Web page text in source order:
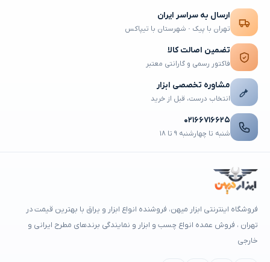
ارسال به سراسر ایران
تهران با پیک · شهرستان با تیپاکس
تضمین اصالت کالا
فاکتور رسمی و گارانتی معتبر
مشاوره تخصصی ابزار
انتخاب درست، قبل از خرید
۰۲۱۶۶۷۱۶۶۲۵
شنبه تا چهارشنبه ۹ تا ۱۸
فروشگاه اینترنتی ابزار میهن، فروشنده انواع ابزار و یراق با بهترین قیمت در
تهران ، فروش عمده انواع چسب و ابزار و نمایندگی برندهای مطرح ایرانی و
خارجی